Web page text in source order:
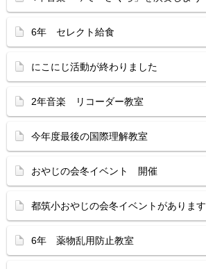
6年 セレクト給食
にこにじ活動が終わりました
2年音楽 リコーダー教室
今年度最後の国際理解教室
おやじの会冬イベント 開催
都筑小おやじの会冬イベントがあります
6年 薬物乱用防止教室